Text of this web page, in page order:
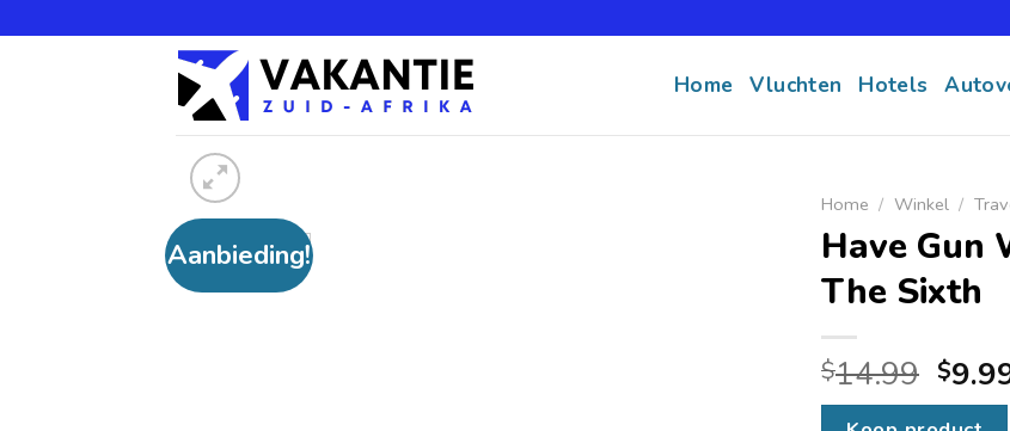
Home Vluchten Hotels
Aanbieding!
Home / Winkel /
Have Gun
The Sixth
$14.99 $